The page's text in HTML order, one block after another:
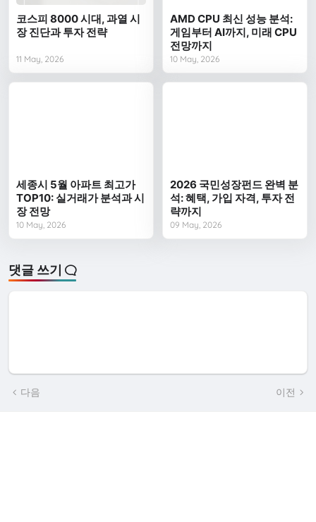
코스피 8000 시대, 과열 시
장 진단과 투자 전략
11 May, 2026
AMD CPU 최신 성능 분석:
게임부터 AI까지, 미래 CPU
전망까지
10 May, 2026
세종시 5월 아파트 최고가
TOP10: 실거래가 분석과 시
장 전망
10 May, 2026
2026 국민성장펀드 완벽 분
석: 혜택, 가입 자격, 투자 전
략까지
09 May, 2026
댓글 쓰기
다음 이전